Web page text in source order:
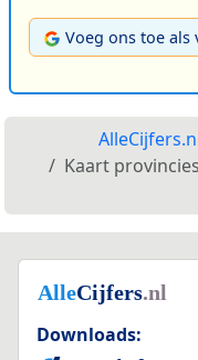
Voeg ons toe
Kaart
Downloads: